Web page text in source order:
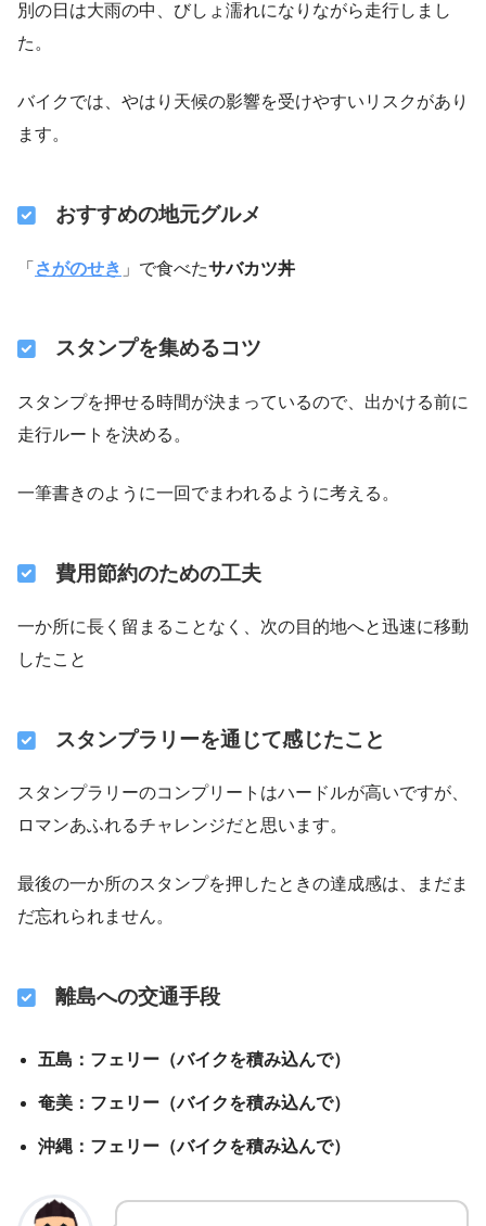
別の日は大雨の中、びしょ濡れになりながら走行しまし
た。
バイクでは、やはり天候の影響を受けやすいリスクがあり
ます。
おすすめの地元グルメ
「 さがのせき 」で食べたサバカツ丼
スタンプを集めるコツ
スタンプを押せる時間が決まっているので、出かける前に
走行ルートを決める。
一筆書きのように一回でまわれるように考える。
費用節約のための工夫
一か所に長く留まることなく、次の目的地へと迅速に移動
したこと
スタンプラリーを通じて感じたこと
スタンプラリーのコンプリートはハードルが高いですが、
ロマンあふれるチャレンジだと思います。
最後の一か所のスタンプを押したときの達成感は、まだま
だ忘れられません。
離島への交通手段
五島：フェリー（バイクを積み込んで）
奄美：フェリー（バイクを積み込んで）
沖縄：フェリー（バイクを積み込んで）